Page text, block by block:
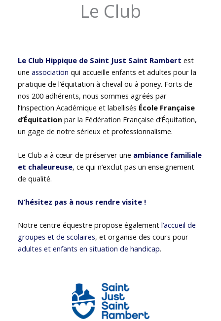
Le Club
Le Club Hippique de Saint Just Saint Rambert est
uneassociation qui accueille enfants et adultes pour la
pratique de l’équitation à cheval ou à poney. Forts de
nos 200 adhérents, nous sommes agréés par
l’Inspection Académique et labellisés École Française
d’Équitation par la Fédération Française d’Équitation,
un gage de notre sérieux et professionnalisme.
Le Club a à cœur de préserver une ambiance familiale
et chaleureuse, ce qui n’exclut pas un enseignement
de qualité.
N’hésitez pas à nous rendre visite !
Notre centre équestre propose égalementl’accueil de
groupes et de scolaires, et organise des cours pour
adultes et enfants en situation de handicap.